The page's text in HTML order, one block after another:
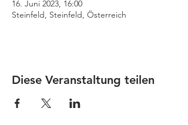
16. Juni 2023, 16:00
Steinfeld, Steinfeld, Österreich
Diese Veranstaltung teilen